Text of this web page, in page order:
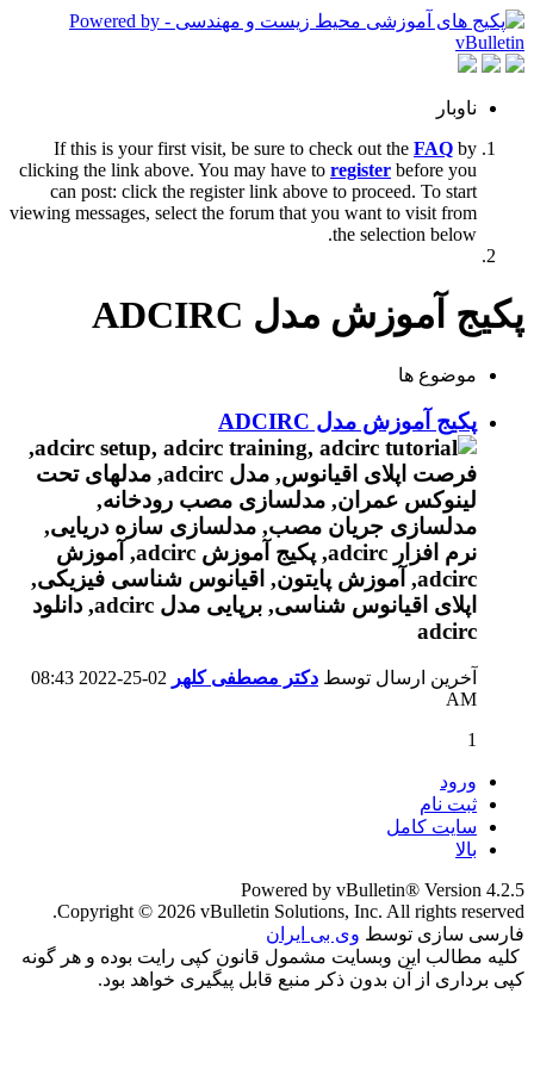
ناوبار
If this is your first visit, be sure to check out the FAQ by
clicking the link above. You may have to register before you
can post: click the register link above to proceed. To start
viewing messages, select the forum that you want to visit from
the selection below.
پکیج آموزش مدل ADCIRC
موضوع ها
پکیج آموزش مدل ADCIRC
آخرین ارسال توسط دکتر مصطفی کلهر
08:43
AM
1
ورود
ثبت نام
سایت کامل
بالا
Powered by vBulletin® Version 4.2.5
Copyright © 2026 vBulletin Solutions, Inc. All rights reserved.
فارسی سازی توسط وی بی ایران
کلیه مطالب این وبسایت مشمول قانون کپی رایت بوده و هر گونه
کپی برداری از آن بدون ذکر منبع قابل پیگیری خواهد بود.